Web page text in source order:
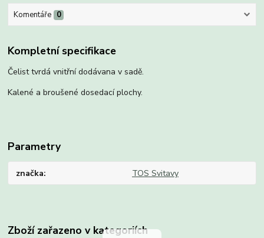
Komentáře 0
Kompletní specifikace
Čelist tvrdá vnitřní dodávana v sadě.
Kalené a broušené dosedací plochy.
Parametry
značka TOS Svitavy
Zboží zařazeno v kategoriích